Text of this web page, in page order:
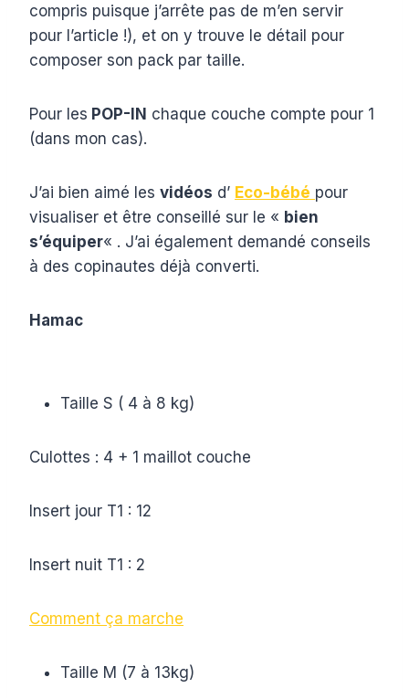
compris puisque j’arrête pas de m’en servir
pour l’article !), et on y trouve le détail pour
composer son pack par taille.
Pour les POP-IN chaque couche compte pour 1
(dans mon cas).
J’ai bien aimé les vidéos d’ Eco-bébé pour
visualiser et être conseillé sur le « bien
s’équiper« . J’ai également demandé conseils
à des copinautes déjà converti.
Hamac
Taille S ( 4 à 8 kg)
Culottes : 4 + 1 maillot couche
Insert jour T1 : 12
Insert nuit T1 : 2
Comment ça marche
Taille M (7 à 13kg)